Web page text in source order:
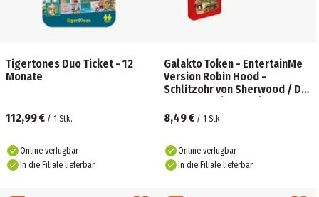
Tigertones Duo Ticket - 12
Monate
112,99 € / 1 Stk.
Online verfügbar
In die Filiale lieferbar
Galakto Token - EntertainMe
Version Robin Hood -
Schlitzohr von Sherwood / Die
8,49 € / 1 Stk.
Online verfügbar
In die Filiale lieferbar